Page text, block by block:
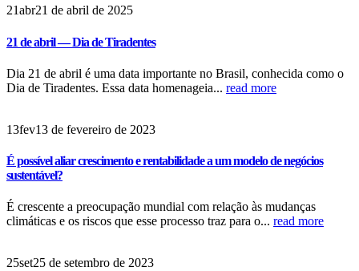
21abr21 de abril de 2025
21 de abril — Dia de Tiradentes
Dia 21 de abril é uma data importante no Brasil, conhecida como o
Dia de Tiradentes. Essa data homenageia... read more
13fev13 de fevereiro de 2023
É possível aliar crescimento e rentabilidade a um modelo de negócios
sustentável?
É crescente a preocupação mundial com relação às mudanças
climáticas e os riscos que esse processo traz para o... read more
25set25 de setembro de 2023